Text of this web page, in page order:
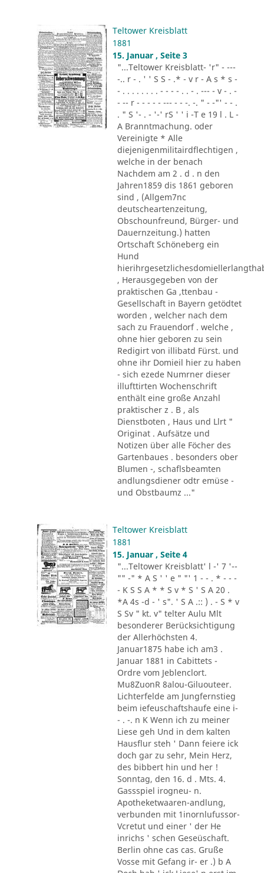
Teltower Kreisblatt
1881
15. Januar , Seite 3
"...Teltower Kreisblatt- 'r" - ---
-.. r - . ' ' S S - .* - v r - A s * s -
- . . . . . . . . - - - - . . - . --- - v - . -
- -- r - - - - - --- - - -. -. " - -"' - - .
. " S '- . - '-' rS ' ' i -T e 19 l . L -
A Branntmachung. oder
Vereinigte * Alle
diejenigenmilitairdflechtigen ,
welche in der benach
Nachdem am 2 . d . n den
Jahren1859 dis 1861 geboren
sind , (Allgem7nc
deutscheartenzeitung,
Obschounfreund, Bürger- und
Dauernzeitung.) hatten
Ortschaft Schöneberg ein
Hund
, Herausgegeben von der
praktischen Ga ,ttenbau -
Gesellschaft in Bayern getödtet
worden , welcher nach dem
sach zu Frauendorf . welche ,
ohne hier geboren zu sein
Redigirt von illibatd Fürst. und
ohne ihr Domieil hier zu haben
- sich ezede Numrner dieser
illufttirten Wochenschrift
enthält eine große Anzahl
praktischer z . B , als
Dienstboten , Haus und Llrt "
Originat . Aufsätze und
Notizen über alle Föcher des
Gartenbaues . besonders ober
Blumen -, schaflsbeamten
andlungsdiener odtr emüse -
und Obstbaumz ..."
Teltower Kreisblatt
1881
15. Januar , Seite 4
"...Teltower Kreisblatt' l -' 7 '--
"" -" * A S ' ' e " "' 1 - - . * - - -
- K S S A * * S v * S ' S A 20 .
*A 4s -d - ' s". ' S A .:: ) . - S * v
S Sv " kt. v" telter Aulu Mlt
besonderer Berücksichtigung
der Allerhöchsten 4.
Januar1875 habe ich am3 .
Januar 1881 in Cabittets -
Ordre vom Jeblenclort.
Mu8ZuonR 8alou-Giluouteer.
Lichterfelde am Jungfernstieg
beim iefeuschaftshaufe eine i-
- . -. n K Wenn ich zu meiner
Liese geh Und in dem kalten
Hausflur steh ' Dann feiere ick
doch gar zu sehr, Mein Herz,
des bibbert hin und her !
Sonntag, den 16. d . Mts. 4.
Gassspiel irogneu- n.
Apotheketwaaren-andlung,
verbunden mit 1inornlufussor-
Vcretut und einer ' der He
inrichs ' schen Geseüschaft.
Berlin ohne cas cas. Gruße
Vosse mit Gefang ir- er .) b A